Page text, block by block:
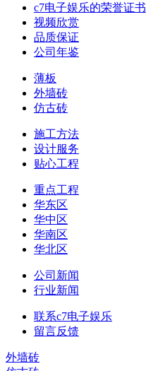
c7电子娱乐的荣誉证书
视频欣赏
品质保证
公司年鉴
薄板
外墙砖
仿古砖
施工方法
设计服务
贴心工程
重点工程
华东区
华中区
华南区
华北区
公司新闻
行业新闻
联系c7电子娱乐
留言反馈
外墙砖